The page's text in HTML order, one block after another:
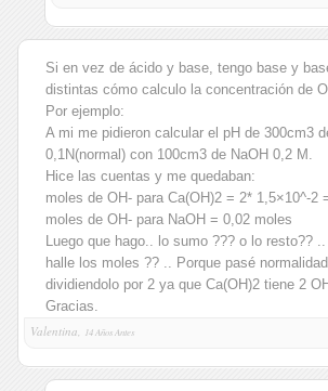
Si en vez de ácido y base, tengo base y
distintas cómo calculo la concentración de
Por ejemplo:
A mi me pidieron calcular el pH de 300cm3
0,1N(normal) con 100cm3 de NaOH 0,2 M.
Hice las cuentas y me quedaban:
moles de OH- para Ca(OH)2 = 2* 1,5×10^-2
moles de OH- para NaOH = 0,02 moles
Luego que hago.. lo sumo ??? o lo resto??
halle los moles ?? .. Porque pasé
dividiendolo por 2 ya que Ca(OH)2 tiene 2
Gracias.
Valentina,
14 Años Antes